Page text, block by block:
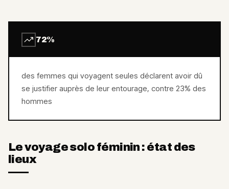
72%
des femmes qui voyagent seules déclarent avoir dû
se justifier auprès de leur entourage, contre 23% des
hommes
Le voyage solo féminin : état des
lieux